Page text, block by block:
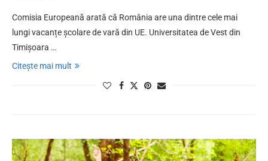
Comisia Europeană arată că România are una dintre cele mai
lungi vacanțe școlare de vară din UE. Universitatea de Vest din
Timișoara …
Citește mai mult